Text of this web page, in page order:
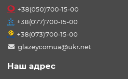
+38(050)700-15-00
+38(077)700-15-00
+38(073)700-15-00
glazeycomua@ukr.net
Наш адрес